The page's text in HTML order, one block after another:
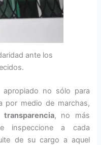
ante los
no sólo para
por medio de marchas,
, no más
inspeccione a cada
de su cargo a aquel